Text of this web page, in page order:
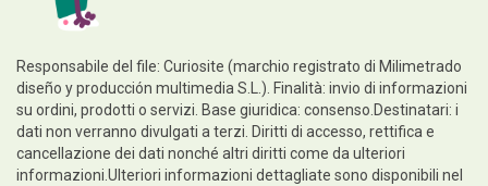
Responsabile del file: Curiosite (marchio registrato di Milimetrado
diseño y producción multimedia S.L.). Finalità: invio di informazioni
su ordini, prodotti o servizi. Base giuridica: consenso.Destinatari: i
dati non verranno divulgati a terzi. Diritti di accesso, rettifica e
cancellazione dei dati nonché altri diritti come da ulteriori
informazioni.Ulteriori informazioni dettagliate sono disponibili nel